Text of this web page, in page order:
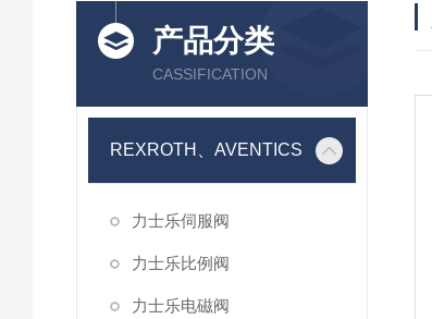
产品分类
CASSIFICATION
REXROTH、AVENTICS
力士乐伺服阀
力士乐比例阀
力士乐电磁阀